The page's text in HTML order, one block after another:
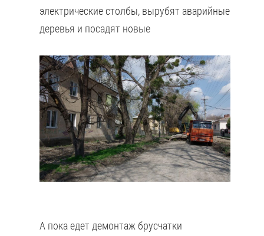
электрические столбы, вырубят аварийные
деревья и посадят новые
А пока едет демонтаж брусчатки